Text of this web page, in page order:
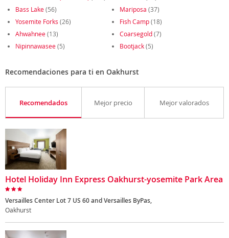
Bass Lake(56) Mariposa (37)
Yosemite Forks (26) Fish Camp(18)
Ahwahnee(13) Coarsegold(7)
Nipinnawasee(5) Bootjack(5)
Recomendaciones para ti en Oakhurst
Recomendados Mejor precio Mejor valorados
Hotel Holiday Inn Express Oakhurst-yosemite Park Area
Versailles Center Lot 7 US 60 and Versailles ByPas,
Oakhurst